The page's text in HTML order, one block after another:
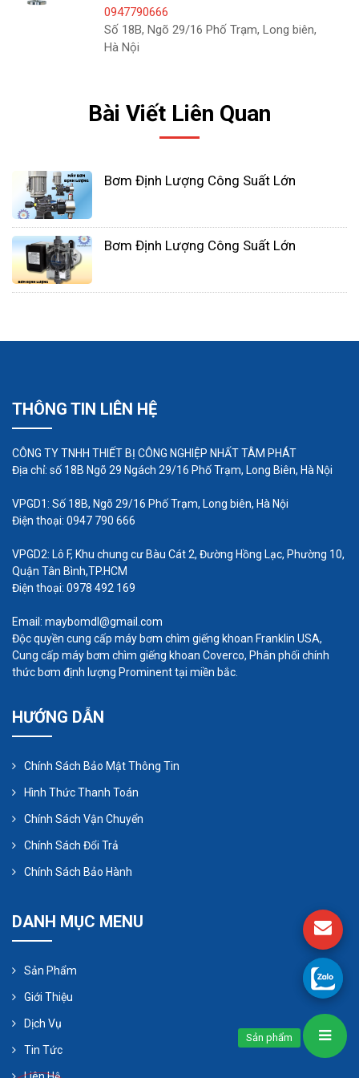
Trong các lĩnh vực như điện, dầu khí, công nghiệp
hóa chất, công nghiệp luyện kim, kỹ thuật môi
trường, xử lý nước, v.v., người ta thường bơm liên
khác để trở thành chất lỏng hỗn hợp, nhà sản xuất
thành phần có mặt để đạt được các yêu cầu quy
trình mong muốn. Để đạt được kết quả tốt nhất,
trong điều kiện điều kiện vận hành thay đổi, lượng
hóa chất bổ sung sẽ được tự động theo dõi và
điều chỉnh để kiểm soát tốc độ định lượng. Chính
vì vậy ở thiết bị định lượng tự động thông minh
BJF này có cấu tạo đơn giản và dễ dàng lắp
đặt. Chủ yếu bằng hộp đo lường (bồn chứa dược
phẩm), bơm định lượng (bơm định lượng), hệ
thống điều khiển tự động, kết nối đường ống và
các thành phần khác. Ngoài một số đường định
lượng, đường lấy mẫu và thiết bị phát hiện nồng độ
trong phòng định lượng. Thiết bị định lượng tự
động tích hợp bể định lượng, bơm định lượng định
lượng và hệ thống điều khiển tự động. Điều đó
Phương pháp lựa chọn bơm định
lượng
0947790666
Số 18B, Ngõ 29/16 Phố Trạm, Long biên,
Hà Nội
Bài Viết Liên Quan
Bơm Định Lượng Công Suất Lớn
Bơm Định Lượng Công Suất Lớn
THÔNG TIN LIÊN HỆ
CÔNG TY TNHH THIẾT BỊ CÔNG NGHIỆP NHẤT TÂM PHÁT
Địa chỉ: số 18B Ngõ 29 Ngách 29/16 Phố Trạm, Long Biên, Hà Nội
VPGD1: Số 18B, Ngõ 29/16 Phố Trạm, Long biên, Hà Nội
Điện thoại: 0947 790 666
VPGD2: Lô F, Khu chung cư Bàu Cát 2, Đường Hồng Lạc, Phường 10,
Quận Tân Bình,TP.HCM
Điện thoại: 0978 492 169
Email: maybomdl@gmail.com
Độc quyền cung cấp máy bơm chìm giếng khoan Franklin USA,
Cung cấp máy bơm chìm giếng khoan Coverco, Phân phối chính
thức bơm định lượng Prominent tại miền bắc.
HƯỚNG DẪN
Chính Sách Bảo Mật Thông Tin
Hình Thức Thanh Toán
Chính Sách Vận Chuyển
Chính Sách Đổi Trả
Chính Sách Bảo Hành
DANH MỤC MENU
Sản Phẩm
Giới Thiệu
Dịch Vụ
Tin Tức
Sản phẩm